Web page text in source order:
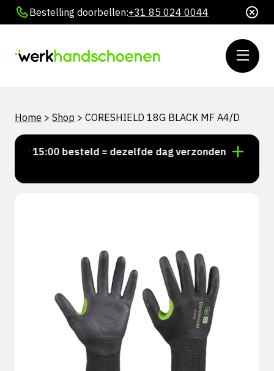
Bestelling doorbellen:+31 85 024 0044
Home > Shop > CORESHIELD 18G BLACK MF A4/D
15:00 besteld = dezelfde dag verzonden